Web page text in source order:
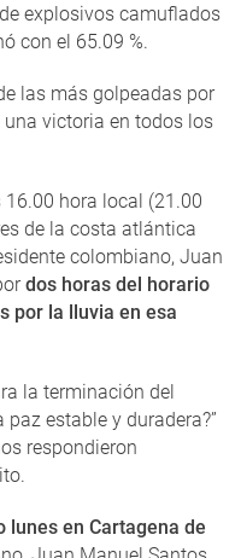
explosivos camuflados
con el 65.09 %.
las más golpeadas por
una victoria en todos los
hora local (21.00
de la costa atlántica
colombiano, Juan
dos horas del horario
por la lluvia en esa
la terminación del
estable y duradera?”
respondieron
lunes en Cartagena de